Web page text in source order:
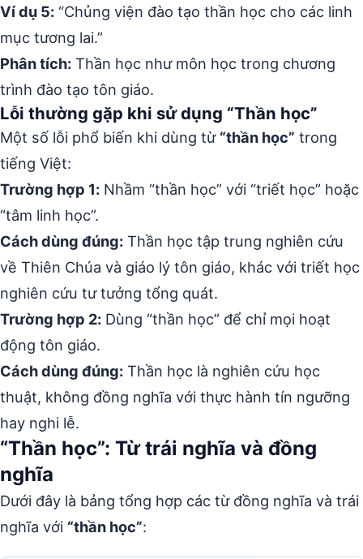
Ví dụ 5: “Chủng viện đào tạo thần học cho các linh
mục tương lai.”
Phân tích: Thần học như môn học trong chương
trình đào tạo tôn giáo.
Lỗi thường gặp khi sử dụng “Thần học”
Một số lỗi phổ biến khi dùng từ “thần học” trong
tiếng Việt:
Trường hợp 1: Nhầm “thần học” với “triết học” hoặc
“tâm linh học”.
Cách dùng đúng: Thần học tập trung nghiên cứu
về Thiên Chúa và giáo lý tôn giáo, khác với triết học
nghiên cứu tư tưởng tổng quát.
Trường hợp 2: Dùng “thần học” để chỉ mọi hoạt
động tôn giáo.
Cách dùng đúng: Thần học là nghiên cứu học
thuật, không đồng nghĩa với thực hành tín ngưỡng
hay nghi lễ.
“Thần học”: Từ trái nghĩa và đồng
nghĩa
Dưới đây là bảng tổng hợp các từ đồng nghĩa và trái
nghĩa với “thần học”: